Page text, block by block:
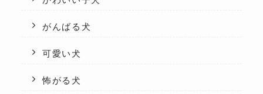
がんばる犬
可愛い犬
怖がる犬